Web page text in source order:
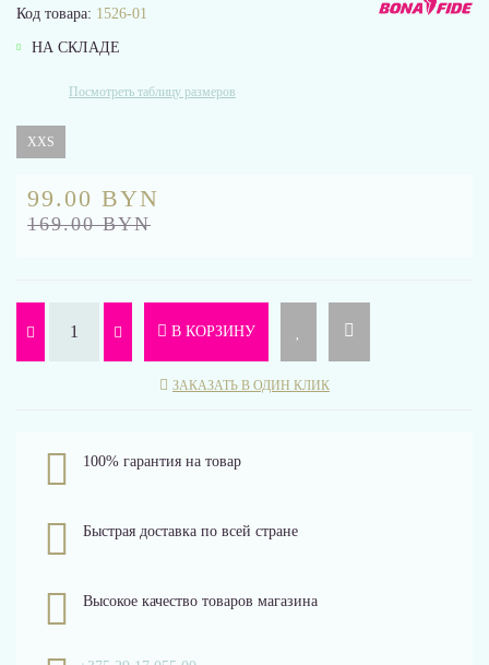
Код товара: 1526-01
НА СКЛАДЕ
Посмотреть таблицу размеров
XXS
99.00 BYN
169.00 BYN
В КОРЗИНУ
ЗАКАЗАТЬ В ОДИН КЛИК
100% гарантия на товар
Быстрая доставка по всей стране
Высокое качество товаров магазина